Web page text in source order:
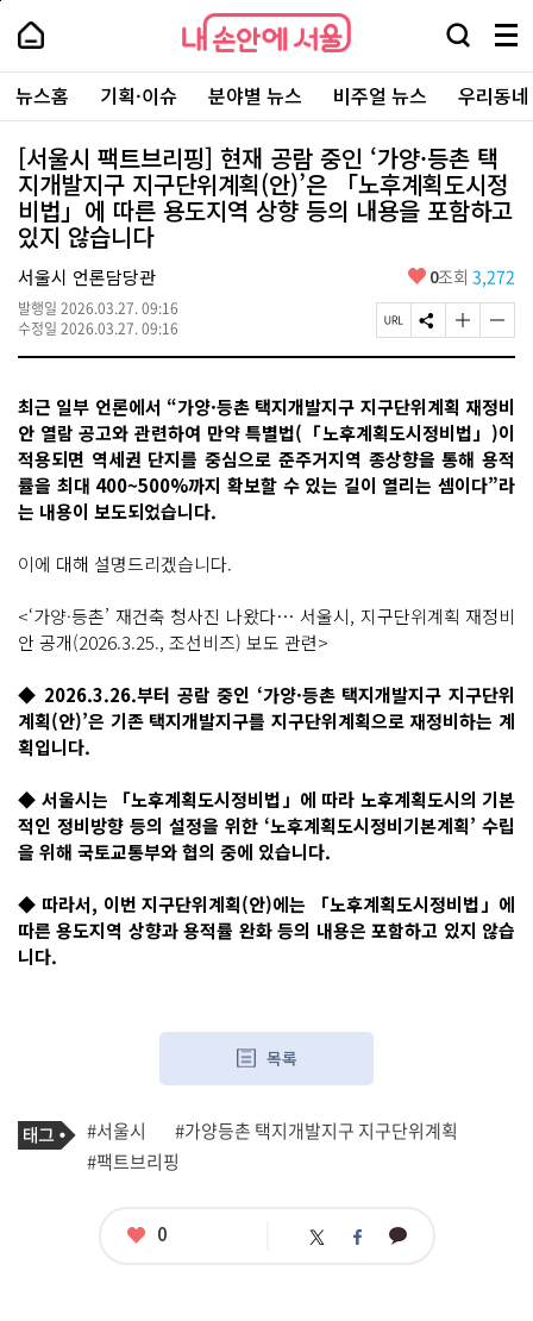
본
로
가
내
손
안
에
서
울
-
서
울
시
대
표
소
통
포
털
내
손
에
울
검
창
열
기
메
뉴
전
체
보
주
요
서
뉴스홈 기획·이슈 분야별 뉴스 비주얼 뉴스 우리동
[서울시 팩트브리핑] 현재 공람 중인 ‘가양·등촌 택
지개발지구 지구단위계획(안)’은 「노후계획도시정
비법」에 따른 용도지역 상향 등의 내용을 포함하고
있지 않습니다
서울시 언론담당관
발행일 2026.03.27. 09:16
수정일 2026.03.27. 09:16
좋
요
0조회 3,272
페
이
R
L
복
사
S
N
유
하
기
글
자
크
게
변
경
하
글
자
작
게
변
경
하
최근 일부 언론에서 “가양·등촌 택지개발지구 지구단위계획 재정비
안 열람 공고와 관련하여 만약 특별법(「노후계획도시정비법」)이
적용되면 역세권 단지를 중심으로 준주거지역 종상향을 통해 용적
률을 최대 400~500%까지 확보할 수 있는 길이 열리는 셈이다”라
는 내용이 보도되었습니다.
이에 대해 설명드리겠습니다.
<‘가양·등촌’ 재건축 청사진 나왔다… 서울시, 지구단위계획 재정비
안 공개(2026.3.25., 조선비즈) 보도 관련>
◆ 2026.3.26.부터 공람 중인 ‘가양·등촌 택지개발지구 지구단위
계획(안)’은 기존 택지개발지구를 지구단위계획으로 재정비하는 계
획입니다.
◆ 서울시는 「노후계획도시정비법」에 따라 노후계획도시의 기본
적인 정비방향 등의 설정을 위한 ‘노후계획도시정비기본계획’ 수립
을 위해 국토교통부와 협의 중에 있습니다.
◆ 따라서, 이번 지구단위계획(안)에는 「노후계획도시정비법」에
따른 용도지역 상향과 용적률 완화 등의 내용은 포함하고 있지 않습
니다.
목록
기
사
관
련
태
그
#서울시
#가양등촌 택지개발지구 지구단위계획
#팩트브리핑
좋
0 트 페 카
페
상
단
로